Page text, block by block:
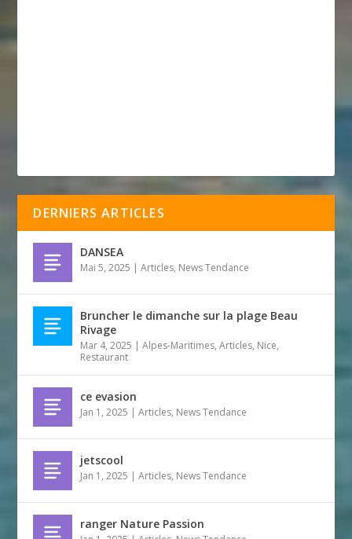
DERNIERS ARTICLES
DANSEA
Mai 5, 2025 |Articles, News Tendance
Bruncher le dimanche sur la plage Beau
Rivage
Mar 4, 2025 |Alpes-Maritimes,Articles, Nice,
Restaurant
ce evasion
Jan 1, 2025 |Articles, News Tendance
jetscool
Jan 1, 2025 |Articles, News Tendance
ranger Nature Passion